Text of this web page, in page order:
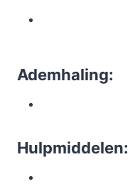
Ademhaling:
Hulpmiddelen: